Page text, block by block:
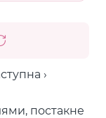
›
постакне